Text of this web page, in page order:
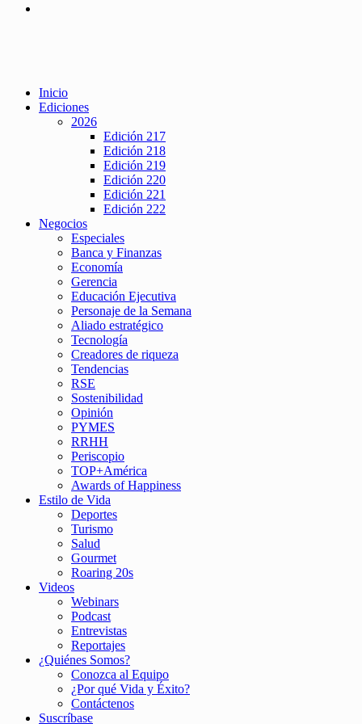
Inicio
Ediciones
2026
Edición 217
Edición 218
Edición 219
Edición 220
Edición 221
Edición 222
Negocios
Especiales
Banca y Finanzas
Economía
Gerencia
Educación Ejecutiva
Personaje de la Semana
Aliado estratégico
Tecnología
Creadores de riqueza
Tendencias
RSE
Sostenibilidad
Opinión
PYMES
RRHH
Periscopio
TOP+América
Awards of Happiness
Estilo de Vida
Deportes
Turismo
Salud
Gourmet
Roaring 20s
Videos
Webinars
Podcast
Entrevistas
Reportajes
¿Quiénes Somos?
Conozca al Equipo
¿Por qué Vida y Éxito?
Contáctenos
Suscríbase